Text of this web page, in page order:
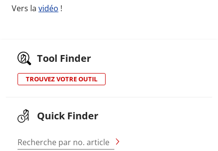
Vers la vidéo !
Tool Finder
TROUVEZ VOTRE OUTIL
Quick Finder
Recherche par no. article